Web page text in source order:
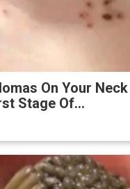
On Your
Stage Of...